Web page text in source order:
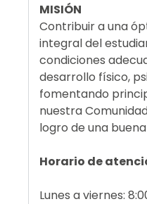
MISIÓN
Contribuir a una
integral del
condiciones
desarrollo físico,
fomentando
nuestra
logro de una
Horario de
Lunes a viernes: